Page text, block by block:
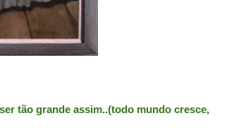
tão grande assim..(todo mundo cresce,